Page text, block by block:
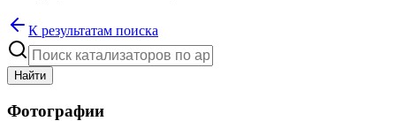
К результатам поиска
Найти
Фотографии